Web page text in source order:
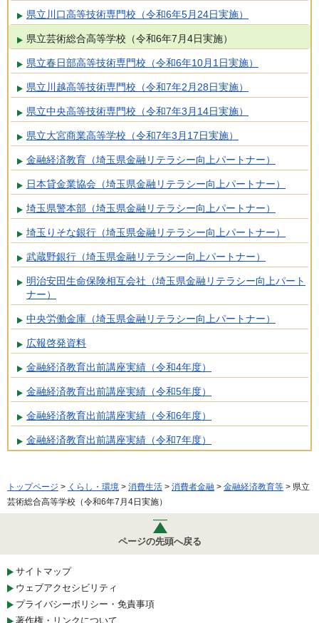
県立川口高等技術専門校（令和6年5月24日実施）
県立芸術総合高等学校（令和6年7月4日実施）
県立春日部高等技術専門校（令和6年10月1日実施）
県立川越高等技術専門校（令和7年2月28日実施）
県立中央高等技術専門校（令和7年3月14日実施）
県立大宮商業高等学校（令和7年3月17日実施）
金融経済教育（埼玉県金融リテラシー向上パートナー）
日本貸金業協会（埼玉県金融リテラシー向上パートナー）
埼玉県警本部（埼玉県金融リテラシー向上パートナー）
埼玉りそな銀行（埼玉県金融リテラシー向上パートナー）
武蔵野銀行（埼玉県金融リテラシー向上パートナー）
明治安田生命保険相互会社（埼玉県金融リテラシー向上パート
ナー）
中央労働金庫（埼玉県金融リテラシー向上パートナー）
広報啓発資料
金融経済教育出前講座実績（令和4年度）
金融経済教育出前講座実績（令和5年度）
金融経済教育出前講座実績（令和6年度）
金融経済教育出前講座実績（令和7年度）
トップページ > くらし・環境 > 消費生活 > 消費者金融 > 金融経済教育等 > 県立
芸術総合高等学校（令和6年7月4日実施）
ページの先頭へ戻る
サイトマップ
ウェブアクセシビリティ
プライバシーポリシー・免責事項
著作権・リンクについて